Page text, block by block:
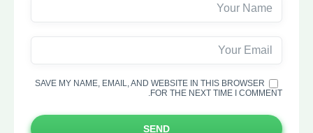
SAVE MY NAME, EMAIL, AND WEBSITE IN THIS BROWSER
FOR THE NEXT TIME I COMMENT.
SEND